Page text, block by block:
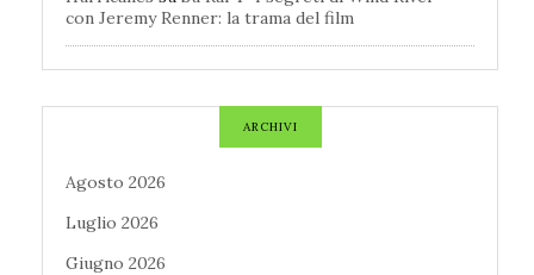
con Jeremy Renner: la trama del film
ARCHIVI
Agosto 2026
Luglio 2026
Giugno 2026